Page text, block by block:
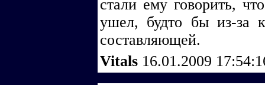
стали ему говорить,
ушел, будто бы из-за
составляющей.
Vitals 16.01.2009